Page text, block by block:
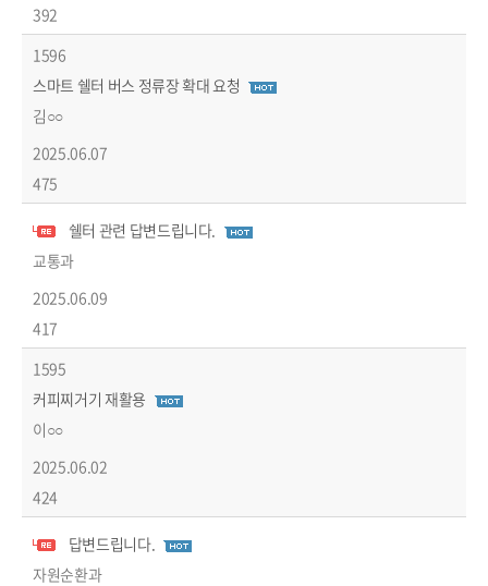
392
1596
스마트 쉘터 버스 정류장 확대 요청
김○○
2025.06.07
475
쉘터 관련 답변드립니다.
교통과
2025.06.09
417
1595
커피찌거기 재활용
이○○
2025.06.02
424
답변드립니다.
자원순환과